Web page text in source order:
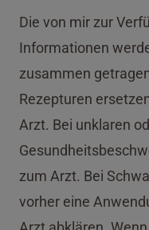
Die von mir zur
Informationen
zusammen
Rezepturen
Arzt. Bei unklaren
zum Arzt. Bei
vorher eine